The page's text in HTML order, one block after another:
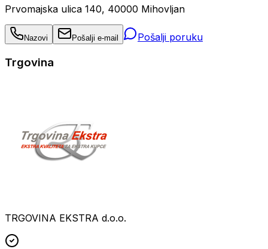
Prvomajska ulica 140, 40000 Mihovljan
Nazovi Pošalji e-mail Pošalji poruku
Trgovina
TRGOVINA EKSTRA d.o.o.